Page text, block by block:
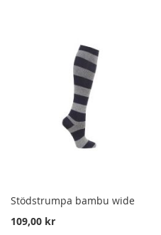
ÖNSKELISTA
ATT
JÄMFÖRA
Stödstrumpa bambu wide
109,00 kr